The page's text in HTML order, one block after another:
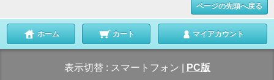
ページの先頭へ戻る
ホーム カート マイアカウント
表示切替 : スマートフォン PC版